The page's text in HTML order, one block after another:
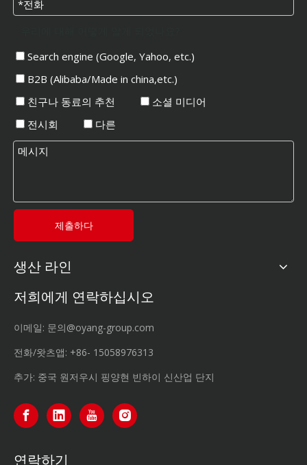
Search engine (Google, Yahoo, etc.)
B2B (Alibaba/Made in china,etc.)
친구나 동료의 추천
소셜 미디어
전시회
다른
제출하다
생산 라인
저희에게 연락하십시오
이메일: 문의@oyang-group.com
전화/왓츠앱: +86- 15058976313
추가: 중국 원저우시 핑양현 빈하이 신산업 단지
연락하기